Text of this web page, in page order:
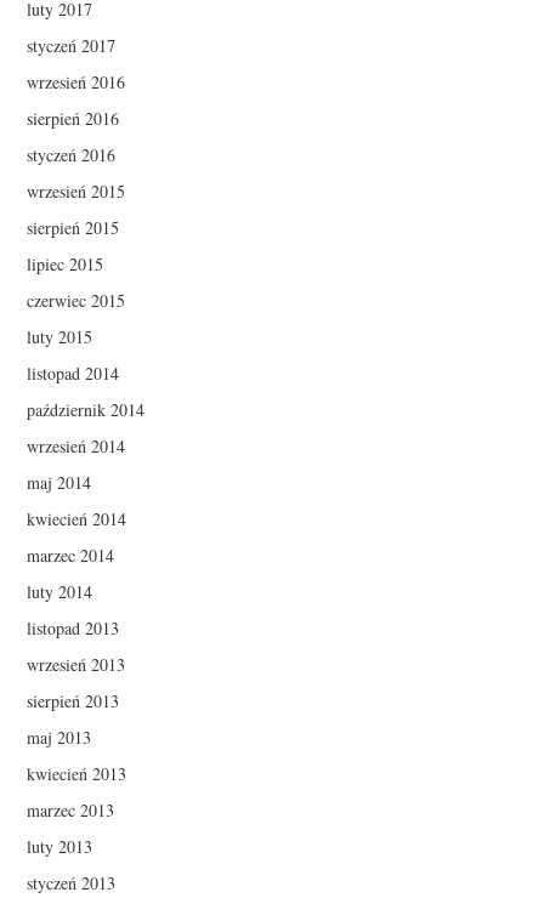
luty 2017
styczeń 2017
wrzesień 2016
sierpień 2016
styczeń 2016
wrzesień 2015
sierpień 2015
lipiec 2015
czerwiec 2015
luty 2015
listopad 2014
październik 2014
wrzesień 2014
maj 2014
kwiecień 2014
marzec 2014
luty 2014
listopad 2013
wrzesień 2013
sierpień 2013
maj 2013
kwiecień 2013
marzec 2013
luty 2013
styczeń 2013